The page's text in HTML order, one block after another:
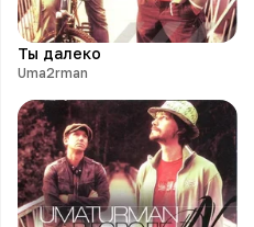
Ты далеко
Uma2rman